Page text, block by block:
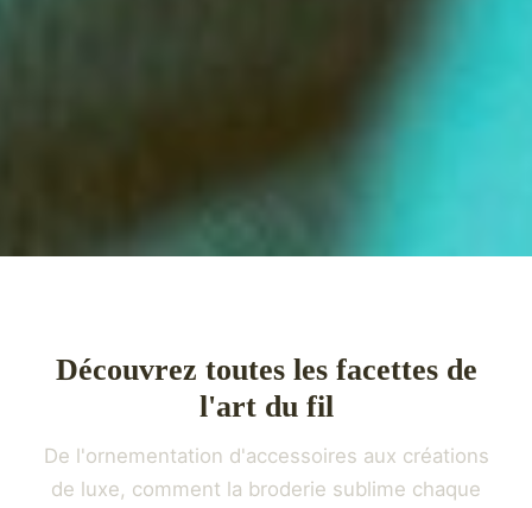
Découvrez toutes les facettes de
l'art du fil
De l'ornementation d'accessoires aux créations
de luxe, comment la broderie sublime chaque